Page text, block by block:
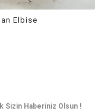
Elbise
Sizin Haberiniz Olsun !